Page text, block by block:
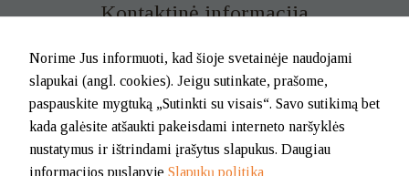
Kontaktinė informacija
Mob. tel. +370 699 73 229
Tel. (0-46) 21 02 83
El.p. info@klaipedatkc.lt
K. Donelaičio g. 6B, Klaipėda
Norime Jus informuoti, kad šioje svetainėje naudojami
slapukai (angl. cookies). Jeigu sutinkate, prašome,
paspauskite mygtuką „Sutinkti su visais“. Savo sutikimą bet
kada galėsite atšaukti pakeisdami interneto naršyklės
nustatymus ir ištrindami įrašytus slapukus. Daugiau
informacijos puslapyje Slapukų politika